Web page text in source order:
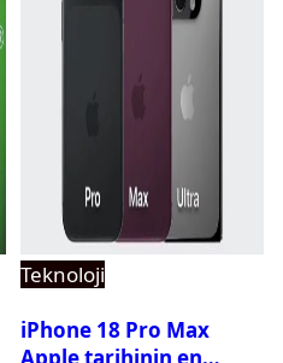
Teknoloji
iPhone 18 Pro Max